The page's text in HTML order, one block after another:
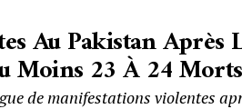
Au Pakistan Après
Moins 23 À 24 Morts
de manifestations violentes